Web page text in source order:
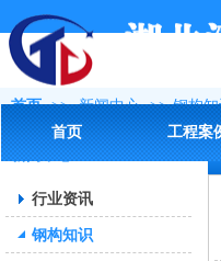
首页 工程案
首页 >> 新闻中心 >> 钢构
新闻中心
行业资讯
钢构知识